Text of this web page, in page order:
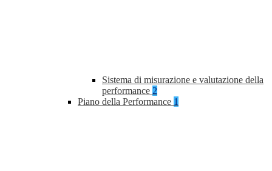
Sistema di misurazione e valutazione della
performance 2
Piano della Performance 1